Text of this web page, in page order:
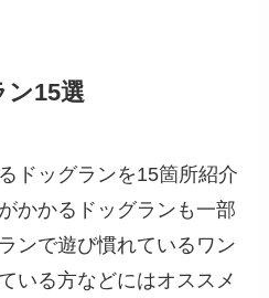
ン15選
ドッグランを15箇所紹介
かかるドッグランも一部
ンで遊び慣れているワン
いる方などにはオススメ